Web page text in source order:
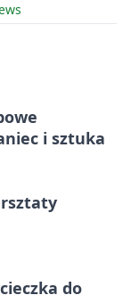
i sztuka
do